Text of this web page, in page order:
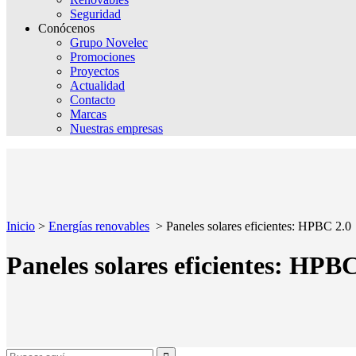
Seguridad
Conócenos
Grupo Novelec
Promociones
Proyectos
Actualidad
Contacto
Marcas
Nuestras empresas
Inicio > Energías renovables > Paneles solares eficientes: HPBC 2.0
Paneles solares eficientes: